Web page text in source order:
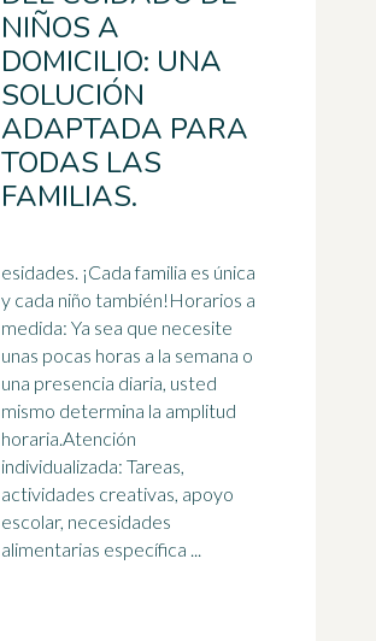
NIÑOS A
DOMICILIO: UNA
SOLUCIÓN
ADAPTADA PARA
TODAS LAS
FAMILIAS.
esidades. ¡Cada familia es única
y cada niño también!Horarios a
medida: Ya sea que necesite
unas pocas horas a la semana o
una presencia diaria, usted
mismo determina la amplitud
horaria.Atención
individualizada: Tareas,
actividades creativas, apoyo
escolar, necesidades
alimentarias específica ...